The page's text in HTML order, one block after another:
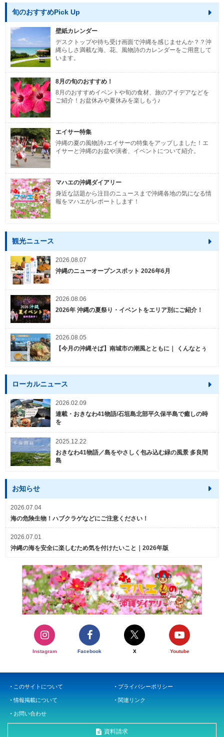
旬のおすすめPick Up
壁紙カレンダー
デスクトップや待ち受け画面で沖縄を感じませんか？？沖
縄らしさ満載な海、花、風物詩のカレンダーをご用意して
います。
8月の旬のおすすめ！
8月のおすすめイベントや旬の食材、旅のアイデアなどを
ご紹介！お盆休みや夏休みを楽しもう♪
エイサー特集
沖縄の夏の風物詩♪エイサーの特集をアップしました！エ
イサーと沖縄のお盆や演者、イベントについて紹介。
マハエの沖縄ダイアリー
身近な話題から注目のニュースまで沖縄各地の気になる情
報をマハエがレポートします！
観光ニュース
2026.08.07
沖縄のニューオープンスポット 2026年6月
2026.08.06
2026年 沖縄の夏祭り・イベントをエリア別にご紹介！
2026.08.05
【今月の沖縄そば】南城市の潮風とともに｜ くんなとぅ
ローカルニュース
2026.02.09
連載・おきなわ41物語/石垣島北部平久保半島で癒しの時
を
2025.12.22
おきなわ41物語／島をやさしく包み込む緑の風景 多良間
島
お知らせ
2026.07.04
海の危険生物！ハブクラゲなどにご注意ください！
2026.07.01
沖縄の海を安全に楽しむため気を付けたいこと｜2026年版
Instagram Facebook X Youtube
このサイトについて プライバシーポリシー
情報掲載について 関連リンク
お問い合わせ
資料請求